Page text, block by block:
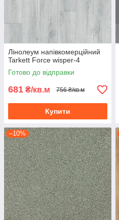
Лінолеум напівкомерційний
Tarkett Force wisper-4
Готово до відправки
681 ₴/кв.м 756 ₴/кв.м
Купити
–10%